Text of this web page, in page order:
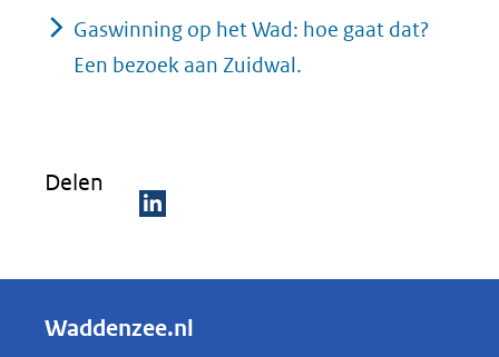
Gaswinning op het Wad: hoe gaat dat?
Een bezoek aan Zuidwal.
Delen
e
e
Waddenzee.nl